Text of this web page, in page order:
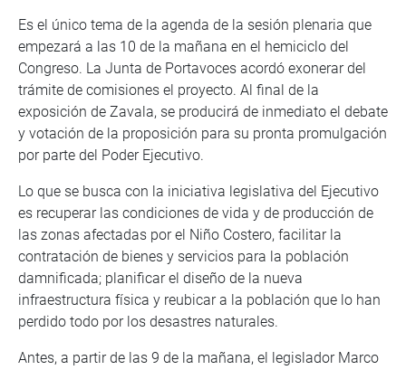
Es el único tema de la agenda de la sesión plenaria que
empezará a las 10 de la mañana en el hemiciclo del
Congreso. La Junta de Portavoces acordó exonerar del
trámite de comisiones el proyecto. Al final de la
exposición de Zavala, se producirá de inmediato el debate
y votación de la proposición para su pronta promulgación
por parte del Poder Ejecutivo.
Lo que se busca con la iniciativa legislativa del Ejecutivo
es recuperar las condiciones de vida y de producción de
las zonas afectadas por el Niño Costero, facilitar la
contratación de bienes y servicios para la población
damnificada; planificar el diseño de la nueva
infraestructura física y reubicar a la población que lo han
perdido todo por los desastres naturales.
Antes, a partir de las 9 de la mañana, el legislador Marco